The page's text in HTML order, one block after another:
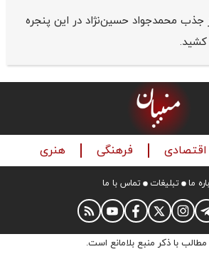
جذب محمدجواد حسین‌نژاد در این پنجره
کشید.
اقتصادی فرهنگی هنری
ما تبلیغات تماس با ما
با ذکر منبع بلامانع است.